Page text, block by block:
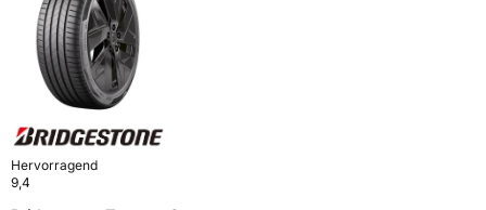
Hervorragend
9,4